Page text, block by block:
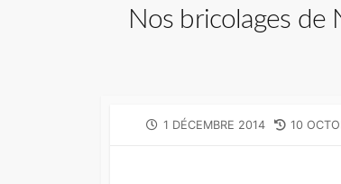
Nos bricolages de
P
1 DÉCEMBRE 2014
L
10